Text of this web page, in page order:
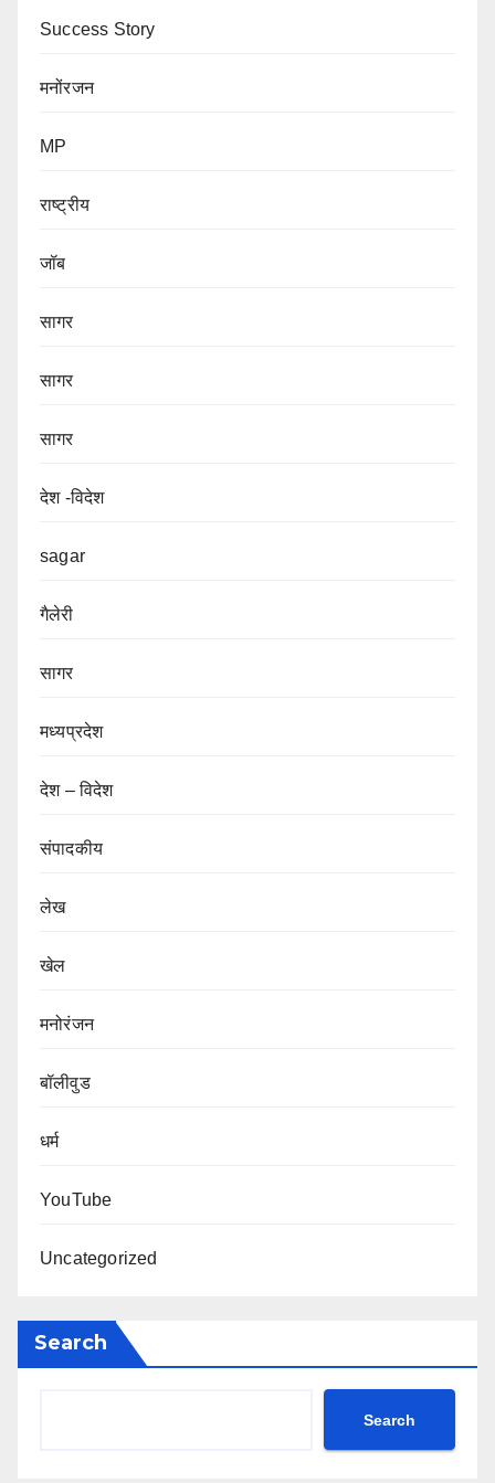
Success Story
मनोंरजन
MP
राष्ट्रीय
जॉब
सागर
सागर
सागर
देश -विदेश
sagar
गैलेरी
सागर
मध्यप्रदेश
देश – विदेश
संपादकीय
लेख
खेल
मनोरंजन
बॉलीवुड
धर्म
YouTube
Uncategorized
Search
Search